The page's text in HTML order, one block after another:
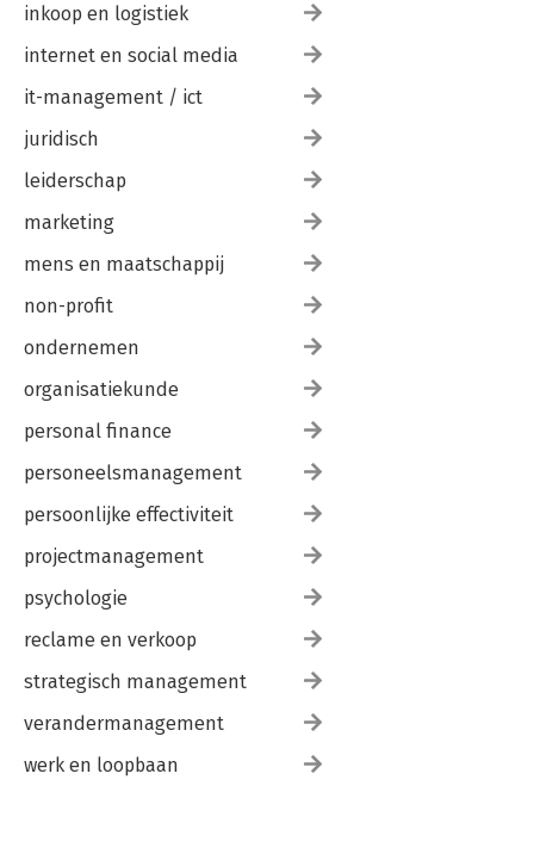
inkoop en logistiek
internet en social media
it-management / ict
juridisch
leiderschap
marketing
mens en maatschappij
non-profit
ondernemen
organisatiekunde
personal finance
personeelsmanagement
persoonlijke effectiviteit
projectmanagement
psychologie
reclame en verkoop
strategisch management
verandermanagement
werk en loopbaan